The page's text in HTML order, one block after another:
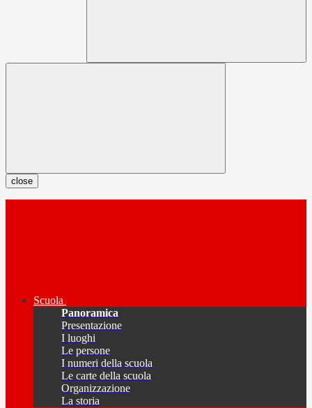
close
Scuola
Panoramica
Presentazione
I luoghi
Le persone
I numeri della scuola
Le carte della scuola
Organizzazione
La storia